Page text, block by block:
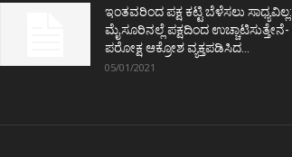
ಇಂತವರಿಂದ ಪಕ್ಷ ಕಟ್ಟಿ ಬೆಳೆಸಲು ಸಾಧ್ಯವಿಲ್ಲ:
ಮೈಸೂರಿನಲ್ಲೆ ಪಕ್ಷದಿಂದ ಉಚ್ಚಾಟಿಸುತ್ತೇನೆ-
ಪರೋಕ್ಷ ಆಕ್ರೋಶ ವ್ಯಕ್ತಪಡಿಸಿದ...
05/01/2021